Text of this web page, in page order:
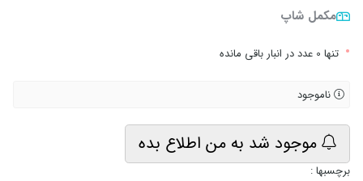
مکمل شاپ
• تنها 0 عدد در انبار باقی مانده
ناموجود
موجود شد به من اطلاع بده
برچسبها :